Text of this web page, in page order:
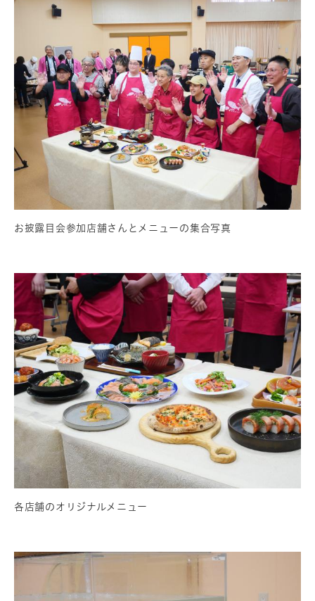
お披露目会参加店舗さんとメニューの集合写真​
各店舗のオリジナルメニュー